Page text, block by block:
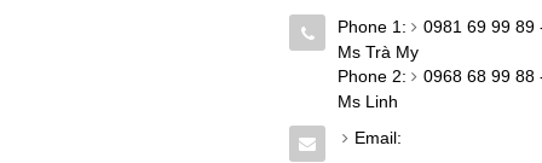
Phone 1:
0981 69 99 89
Ms Trà My
Phone 2:
0968 68 99 88
Ms Linh
Email: